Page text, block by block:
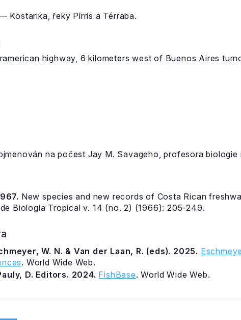
Kostarika, řeky Pírris a Térraba.
highway, 6 kilometers west of Buenos Aires
na počest Jay M. Savageho, profesora
New species and new records of Costa Rican
Biología Tropical v. 14 (no. 2) (1966): 205-249.
W. N. & Van der Laan, R. (eds). 2025.
. World Wide Web.
D. Editors. 2024. FishBase. World Wide Web.